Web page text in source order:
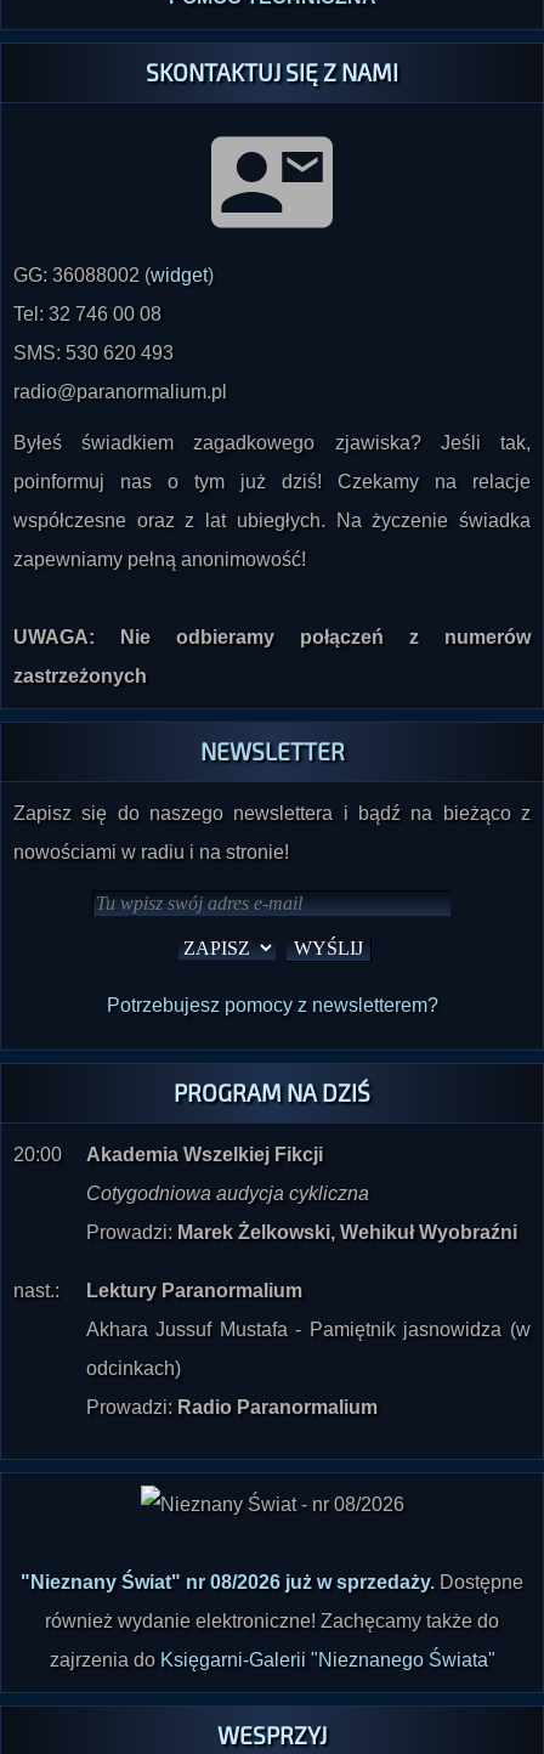
SKONTAKTUJ SIĘ Z NAMI
)
Tel: 32 746 00 08
SMS: 530 620 493
radio@paranormalium.pl
Byłeś świadkiem zagadkowego zjawiska? Jeśli tak,
poinformuj nas o tym już dziś! Czekamy na relacje
współczesne oraz z lat ubiegłych. Na życzenie świadka
zapewniamy pełną anonimowość!
zastrzeżonych
NEWSLETTER
Zapisz się do naszego newslettera i bądź na bieżąco z
nowościami w radiu i na stronie!
Potrzebujesz pomocy z newsletterem?
PROGRAM NA DZIŚ
Akademia Wszelkiej Fikcji
Cotygodniowa audycja cykliczna
Prowadzi:Marek Żelkowski, Wehikuł Wyobraźni
Lektury Paranormalium
Akhara Jussuf Mustafa - Pamiętnik jasnowidza (w
odcinkach)
Prowadzi:Radio Paranormalium
również wydanie elektroniczne! Zachęcamy także do
zajrzenia doKsięgarni-Galerii "Nieznanego Świata"
WESPRZYJ
RADIO PARANORMALIUM